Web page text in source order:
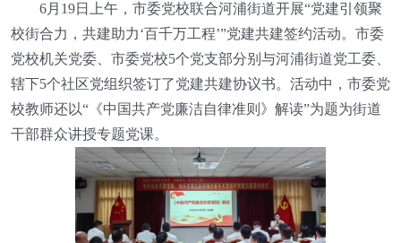
6月19日上午，市委党校联合河浦街道开展“党建引领聚
校街合力，共建助力‘百千万工程’”党建共建签约活动。市委
党校机关党委、市委党校5个党支部分别与河浦街道党工委、
辖下5个社区党组织签订了党建共建协议书。活动中，市委党
校教师还以“《中国共产党廉洁自律准则》解读”为题为街道
干部群众讲授专题党课。